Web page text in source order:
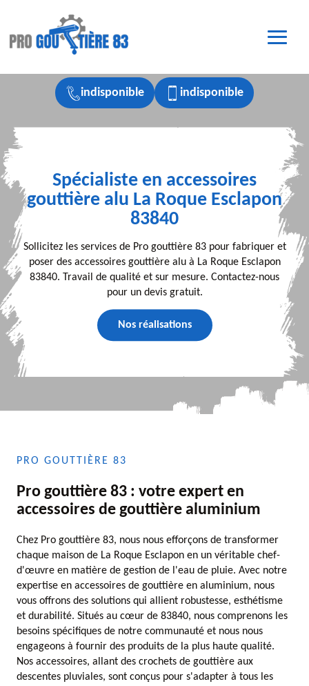
indisponible indisponible
Spécialiste en accessoires
gouttière alu La Roque Esclapon
83840
Sollicitez les services de Pro gouttière 83 pour fabriquer et
poser des accessoires gouttière alu à La Roque Esclapon
83840. Travail de qualité et sur mesure. Contactez-nous
pour un devis gratuit.
Nos réalisations
PRO GOUTTIÈRE 83
Pro gouttière 83 : votre expert en
accessoires de gouttière aluminium
Chez Pro gouttière 83, nous nous efforçons de transformer
chaque maison de La Roque Esclapon en un véritable chef-
d'œuvre en matière de gestion de l'eau de pluie. Avec notre
expertise en accessoires de gouttière en aluminium, nous
vous offrons des solutions qui allient robustesse, esthétisme
et durabilité. Situés au cœur de 83840, nous comprenons les
besoins spécifiques de notre communauté et nous nous
engageons à fournir des produits de la plus haute qualité.
Nos accessoires, allant des crochets de gouttière aux
descentes pluviales, sont conçus pour s'adapter à tous les